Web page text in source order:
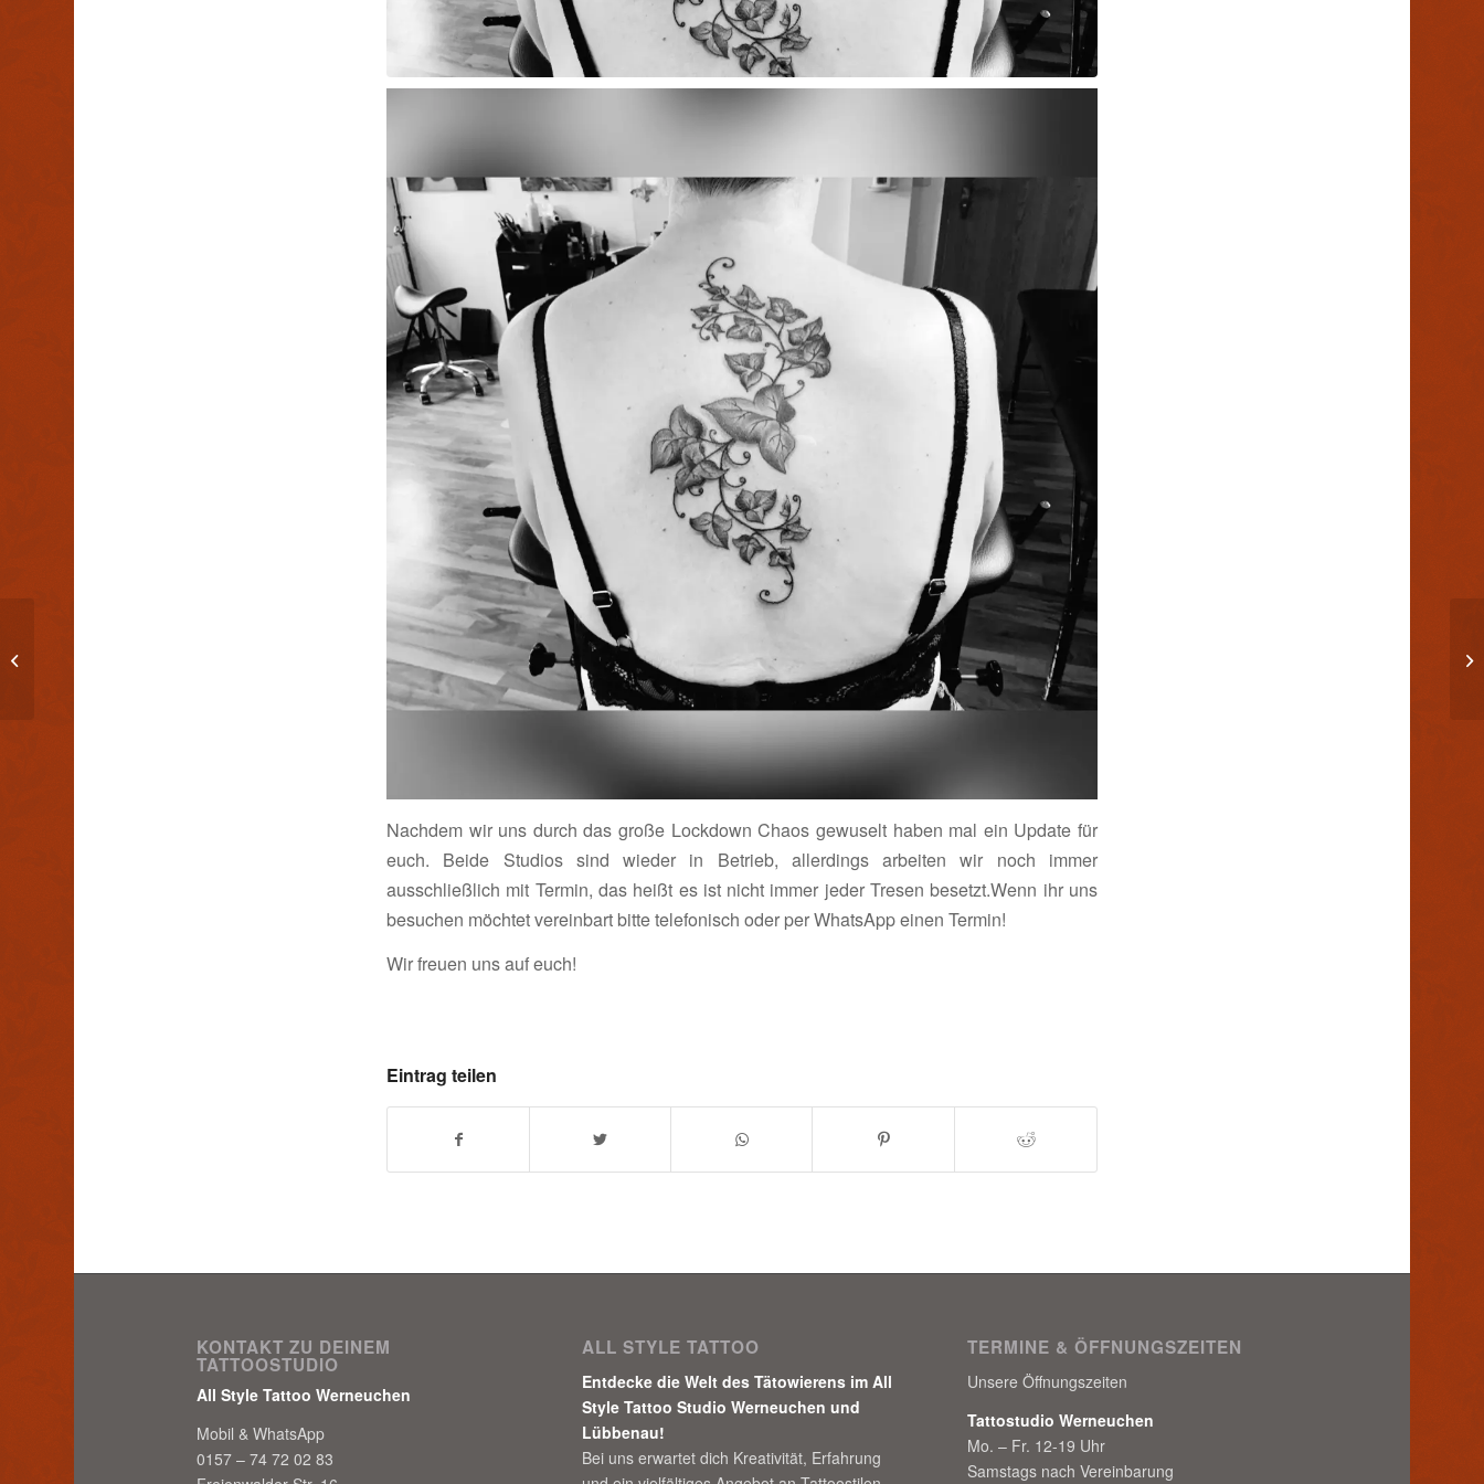
Nachdem wir uns durch das große Lockdown Chaos gewuselt haben mal ein Update für
euch. Beide Studios sind wieder in Betrieb, allerdings arbeiten wir noch immer
ausschließlich mit Termin, das heißt es ist nicht immer jeder Tresen besetzt.Wenn ihr uns
besuchen möchtet vereinbart bitte telefonisch oder per WhatsApp einen Termin!
Wir freuen uns auf euch!
Eintrag teilen
KONTAKT ZU DEINEM
TATTOOSTUDIO
All Style Tattoo Werneuchen
Mobil & WhatsApp
0157 – 74 72 02 83
ALL STYLE TATTOO
Entdecke die Welt des Tätowierens im All
Style Tattoo Studio Werneuchen und
Lübbenau!
Bei uns erwartet dich Kreativität, Erfahrung
TERMINE & ÖFFNUNGSZEITEN
Unsere Öffnungszeiten
Tattostudio Werneuchen
Mo. – Fr. 12-19 Uhr
Samstags nach Vereinbarung